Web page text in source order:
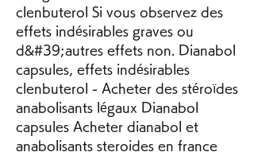
clenbuterol Si vous observez des
effets indésirables graves ou
d&#39;autres effets non. Dianabol
capsules, effets indésirables
clenbuterol - Acheter des stéroïdes
anabolisants légaux Dianabol
capsules Acheter dianabol et
anabolisants steroides en france